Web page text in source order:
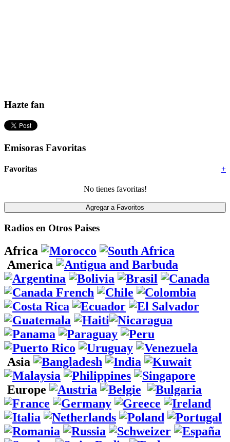
Hazte fan
Emisoras Favoritas
+
Favoritas
No tienes favoritas!
Radios en Otros Paises
Africa
America
Asia
Europe